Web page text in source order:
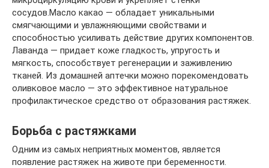
Борьба с растяжками
Одним из самых неприятных моментов, является
появление растяжек на животе при беременности.